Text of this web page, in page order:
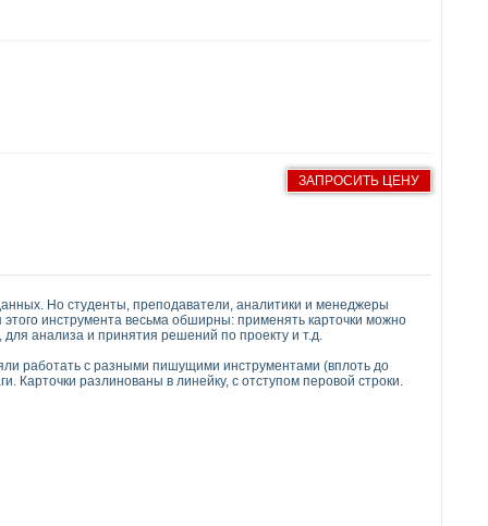
ЗАПРОСИТЬ ЦЕНУ
Но студенты, преподаватели, аналитики и менеджеры
инструмента весьма обширны: применять карточки можно
анализа и принятия решений по проекту и т.д.
работать с разными пишущими инструментами (вплоть до
Карточки разлинованы в линейку, с отступом перовой строки.